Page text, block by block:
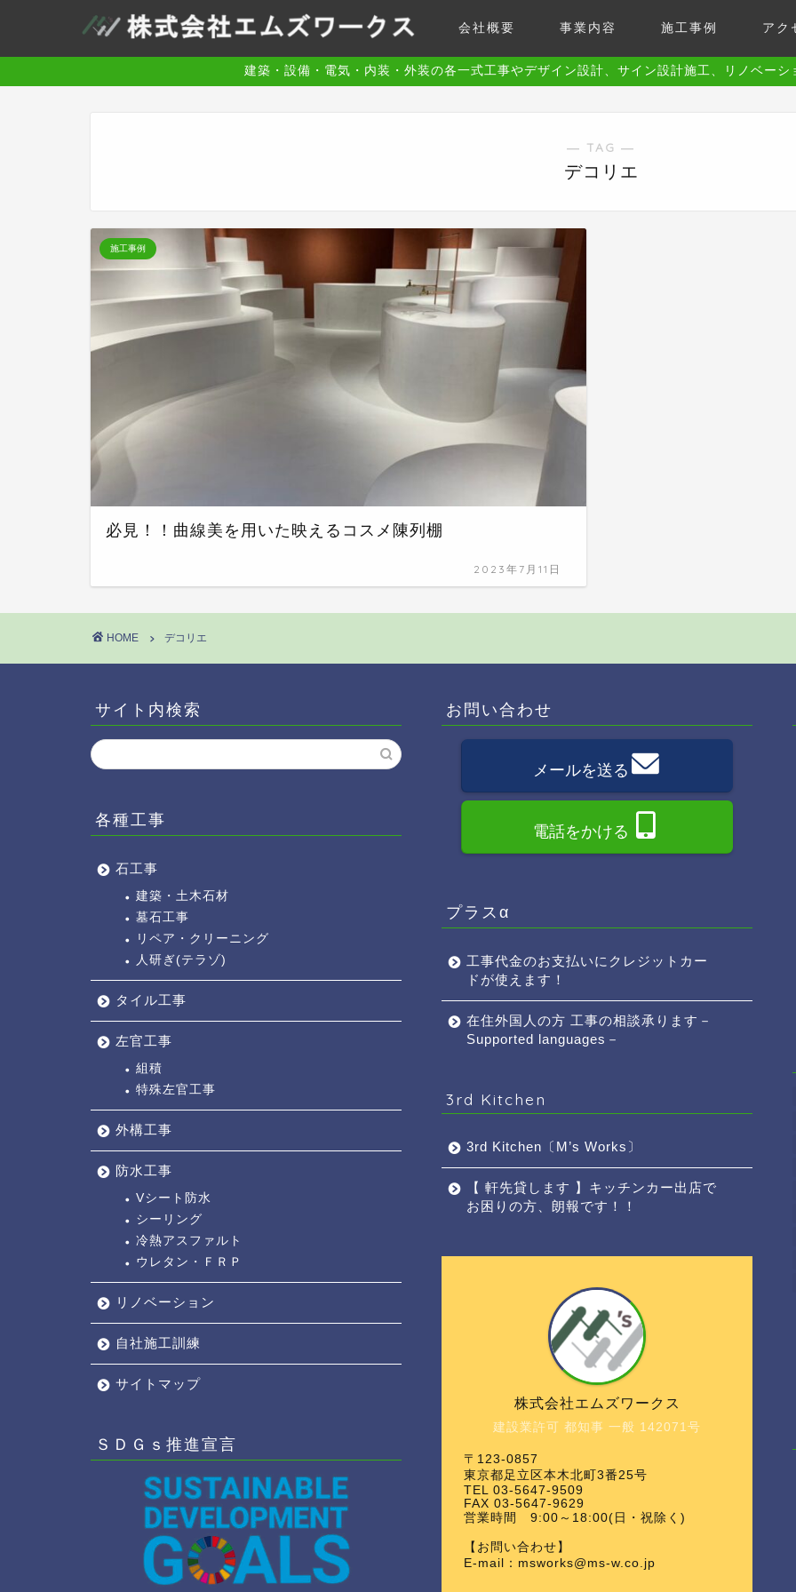
会社概要 事業内容 施工事例 アク
建築・設備・電気・内装・外装の各一式工事やデザイン設計、サイン設計施工、リノベー
― TAG ―
デコリエ
施工事例
必見！！曲線美を用いた映えるコスメ陳列棚
2023年7月11日
HOME デコリエ
サイト内検索
各種工事
石工事
建築・土木石材
墓石工事
リペア・クリーニング
人研ぎ(テラゾ)
タイル工事
左官工事
組積
特殊左官工事
外構工事
防水工事
Vシート防水
シーリング
冷熱アスファルト
ウレタン・ＦＲＰ
リノベーション
自社施工訓練
サイトマップ
ＳＤＧｓ推進宣言
お問い合わせ
メールを送る
電話をかける
プラスα
工事代金のお支払いにクレジットカー
ドが使えます！
在住外国人の方 工事の相談承ります－
Supported languages－
3rd Kitchen
3rd Kitchen〔M’s Works〕
【 軒先貸します 】キッチンカー出店で
お困りの方、朗報です！！
建設業許可 都知事 一般 142071号
株式会社エムズワークス
〒123-0857
東京都足立区本木北町3番25号
TEL 03-5647-9509
FAX 03-5647-9629
営業時間 9:00～18:00(日・祝除く)
【お問い合わせ】
E-mail：msworks@ms-w.co.jp